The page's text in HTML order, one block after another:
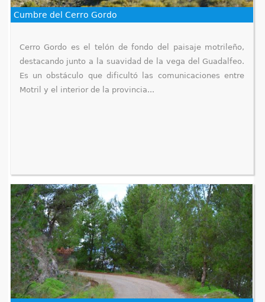
Cumbre del Cerro Gordo
Cerro Gordo es el telón de fondo del paisaje motrileño,
destacando junto a la suavidad de la vega del Guadalfeo.
Es un obstáculo que dificultó las comunicaciones entre
Motril y el interior de la provincia...